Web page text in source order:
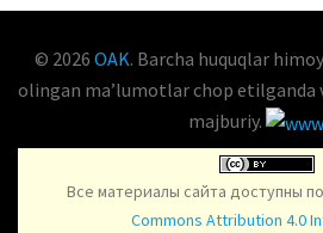
© 2026 OAK. Barcha huquqlar
olingan maʼlumotlar chop etilganda
majburiy.
Все материалы сайта доступны
Commons Attribution 4.0